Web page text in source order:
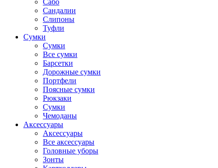
Сабо
Сандалии
Слипоны
Туфли
Сумки
Сумки
Все сумки
Барсетки
Дорожные сумки
Портфели
Поясные сумки
Рюкзаки
Сумки
Чемоданы
Аксессуары
Аксессуары
Все аксессуары
Головные уборы
Зонты